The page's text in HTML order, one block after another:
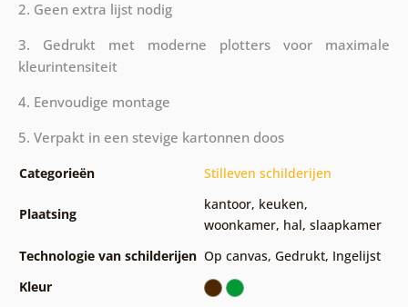
2. Geen extra lijst nodig
3. Gedrukt met moderne plotters voor maximale
kleurintensiteit
4. Eenvoudige montage
5. Verpakt in een stevige kartonnen doos
Categorieën Stilleven schilderijen
Plaatsing
kantoor, keuken,
woonkamer, hal, slaapkamer
Technologie van schilderijen Op canvas, Gedrukt, Ingelijst
Kleur